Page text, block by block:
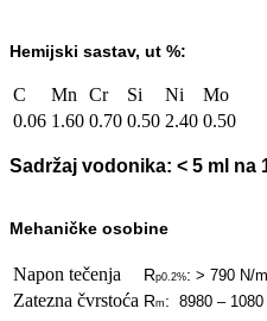
Hemijski sastav, ut %:
C Mn Cr Si Ni
Mo
0.06 1.60 0.70 0.50 2.40 0.50
Sadržaj vodonika: < 5 ml na
Mehaničke osobine
Napon tečenja Rp0.2%: > 790 N/
Zatezna čvrstoća Rm: 8980 –